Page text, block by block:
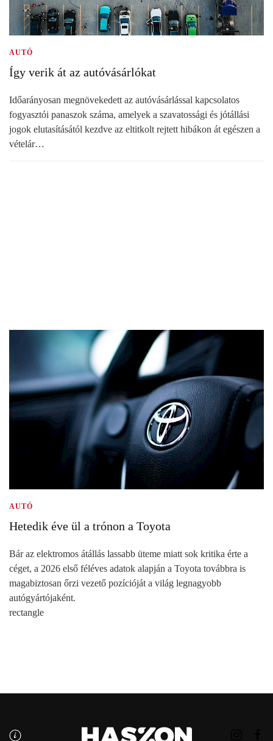
AUTÓ
Így verik át az autóvásárlókat
Időarányosan megnövekedett az autóvásárlással kapcsolatos
fogyasztói panaszok száma, amelyek a szavatossági és jótállási
jogok elutasításától kezdve az eltitkolt rejtett hibákon át egészen a
vételár…
AUTÓ
Hetedik éve ül a trónon a Toyota
Bár az elektromos átállás lassabb üteme miatt sok kritika érte a
céget, a 2026 első féléves adatok alapján a Toyota továbbra is
magabiztosan őrzi vezető pozícióját a világ legnagyobb
autógyártójaként.
rectangle